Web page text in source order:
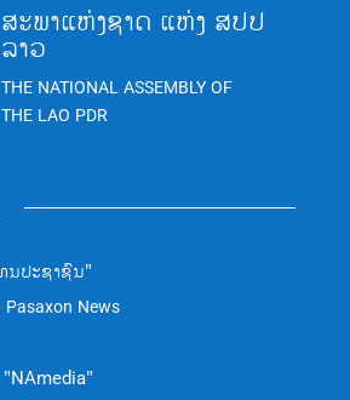
ສະພາແຫ່ງຊາດ ແຫ່ງ ສປປ
ລາວ
THE NATIONAL ASSEMBLY OF
THE LAO PDR
ນປະຊາຊົນ"
Pasaxon News